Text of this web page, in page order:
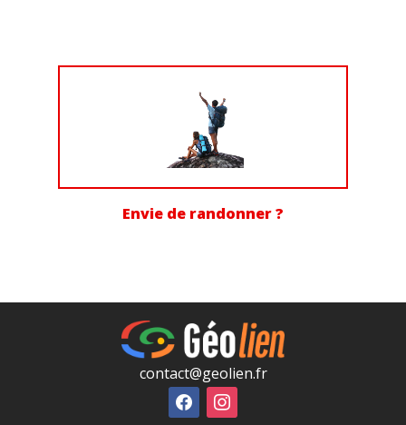
Envie de randonner ?
contact@geolien.fr